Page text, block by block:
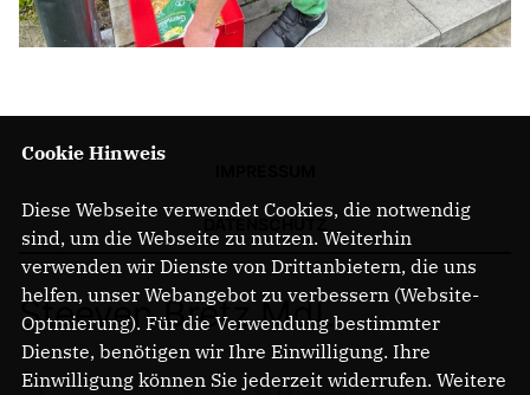
Steeven Bretz MdL
Cookie Hinweis
Diese Webseite verwendet Cookies, die notwendig
sind, um die Webseite zu nutzen. Weiterhin
verwenden wir Dienste von Drittanbietern, die uns
helfen, unser Webangebot zu verbessern (Website-
Optmierung). Für die Verwendung bestimmter
Dienste, benötigen wir Ihre Einwilligung. Ihre
Einwilligung können Sie jederzeit widerrufen. Weitere